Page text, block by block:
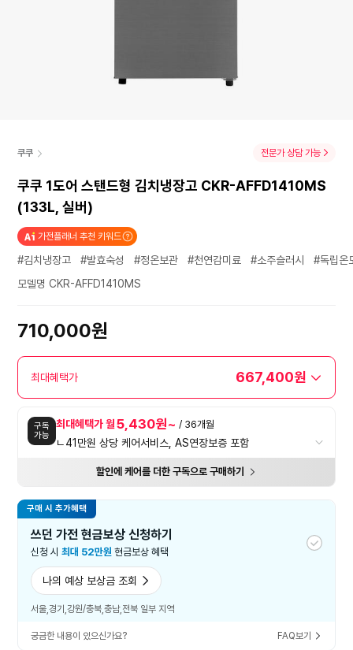
쿠쿠 전문가 상담 가능
쿠쿠 1도어 스탠드형 김치냉장고 CKR-AFFD1410MS
(133L, 실버)
가전플래너 추천 키워드
#김치냉장고 #발효숙성 #정온보관 #천연감미료 #소주슬러시
#독립온
모델명 CKR-AFFD1410MS
710,000원
최대혜택가 667,400원
구독
가능
최대혜택가 월5,430원~ / 36개월
ㄴ41만원 상당 케어서비스, AS연장보증 포함
할인에 케어를 더한 구독으로 구매하기
구매 시 추가혜택
쓰던 가전 현금보상 신청하기
신청 시 최대 52만원 현금보상 혜택
나의 예상 보상금 조회
서울,경기,강원/충북,충남,전북 일부 지역
궁금한 내용이 있으신가요? FAQ보기